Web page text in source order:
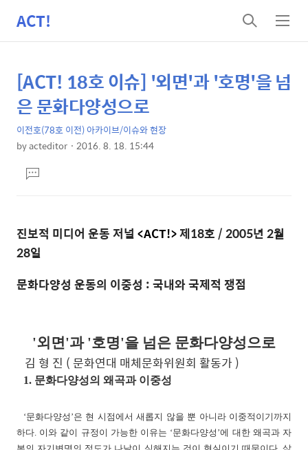
ACT!
검
색
메
뉴
상
세
컨
텐
본
문
제
목
[ACT! 18호 이슈] '외면'과 '호명'을 넘
은 문화다양성으로
이전호(78호 이전) 아카이브/이슈와 현장
byacteditor 2016. 8. 18. 15:44
문댓
글
진보적 미디어 운동 저널<ACT!>제18호 / 2005년 2월
28일
문화다양성 운동의 이중성 : 국내와 국제적 쟁점
'외면'과 '호명'을 넘은 문화다양성으로
김 형 진 ( 문화연대 매체문화위원회 활동가 )
1. 문화다양성의 왜곡과 이중성
‘문화다양성’은 현 시점에서 새롭지 않을 뿐 아니라 이중적이기까지
하다. 이와 같이 규정이 가능한 이유는 ‘문화다양성’에 대한 왜곡과 자